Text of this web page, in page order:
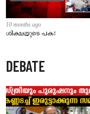
10 months ago
ശിക്ഷയുടെ പക!
DEBATE